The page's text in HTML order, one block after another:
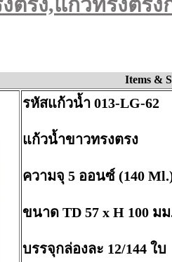
Items &
รหัสแก้วน้ำ 013-LG-62
แก้วน้ำขาวทรงตรง
ความจุ 5 ออนซ์ (140
ขนาด TD 57 x H 100 มม
บรรจุกล่องละ 12/144 ใบ